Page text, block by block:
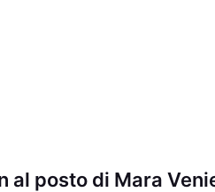
al posto di Mara